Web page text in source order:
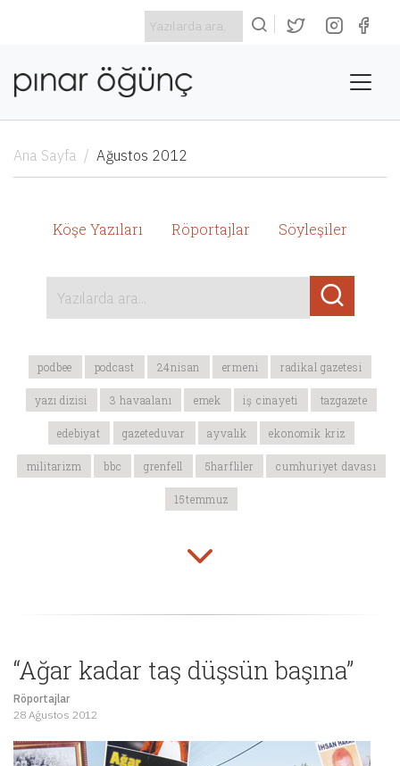
Ana Sayfa Ağustos 2012
Köşe Yazıları Röportajlar Söyleşiler
Yazılarda ara...
podbee podcast 24nisan ermeni radikal gazetesi
yazı dizisi 3 havaalanı emek iş cinayeti tazgazete
edebiyat gazeteduvar ayvalık ekonomik kriz
militarizm bbc grenfell 5harfliler cumhuriyet davası
15temmuz
“Ağar kadar taş düşsün başına”
Röportajlar
28 Ağustos 2012